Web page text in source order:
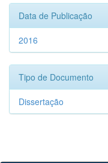
Data de Publicação
2016
Tipo de Documento
Dissertação